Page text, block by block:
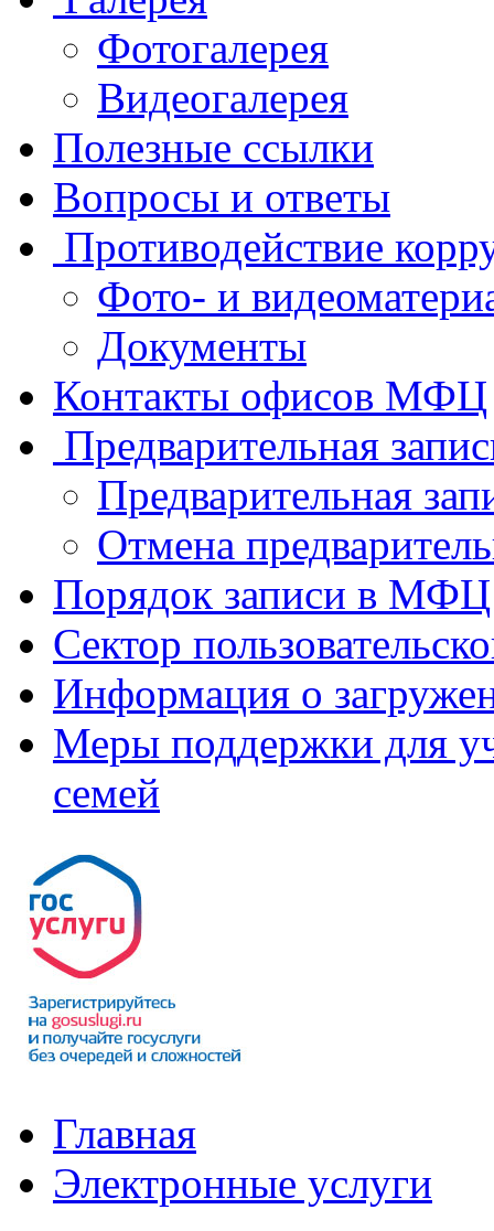
Фотогалерея
Видеогалерея
Полезные ссылки
Вопросы и ответы
Противодействие
Фото- и
Документы
Контакты офисов МФЦ
Предварительная
Предварительная
Отмена
Порядок записи в МФЦ
Сектор
Информация о
Меры поддержки для
семей
Главная
Электронные услуги